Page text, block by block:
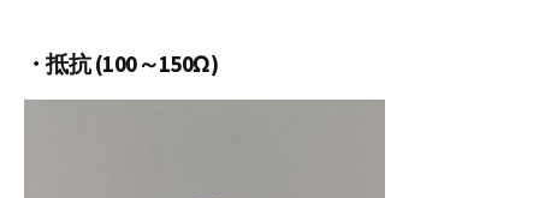
・抵抗 (100～150Ω)